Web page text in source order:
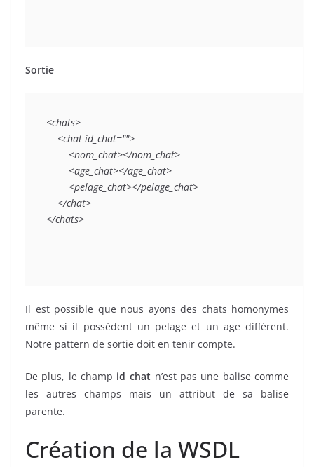
Sortie
<chats>
<chat id_chat="">
<nom_chat></nom_chat>
<age_chat></age_chat>
<pelage_chat></pelage_chat>
</chat>
</chats>
Il est possible que nous ayons des chats homonymes
même si il possèdent un pelage et un age différent.
Notre pattern de sortie doit en tenir compte.
De plus, le champ id_chat n’est pas une balise comme
les autres champs mais un attribut de sa balise
parente.
Création de la WSDL